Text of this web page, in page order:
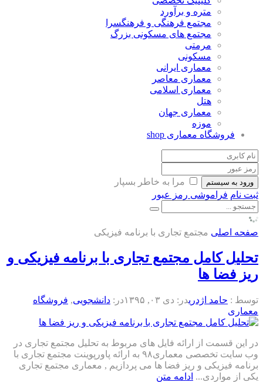
متره و برآورد
مجتمع فرهنگی و فرهنگسرا
مجتمع های مسکونی بزرگ
مرمتی
مسکونی
معماری ایرانی
معماری معاصر
معماری اسلامی
هتل
معماری جهان
موزه
فروشگاه معماری shop
ورود به سیستم
مرا به خاطر بسپار
ثبت نام فراموشی رمز عبور
صفحه اصلی مجتمع تجاری با برنامه فیزیکی
تحلیل کامل مجتمع تجاری با برنامه فیزیکی و
ریز فضا ها
توسط : حامد اژدریدر: دی ۰۳, ۱۳۹۵ در: دانشجویی, فروشگاه
معماری
در این قسمت از ارائه فایل های مربوط به تحلیل مجتمع تجاری در
وب سایت تخصصی معماری۹۸ به ارائه پاورپوینت مجتمع تجاری با
برنامه فیزیکی و ریز فضا ها می پردازیم , معماری مجتمع تجاری
یکی از مواردی... ادامه متن